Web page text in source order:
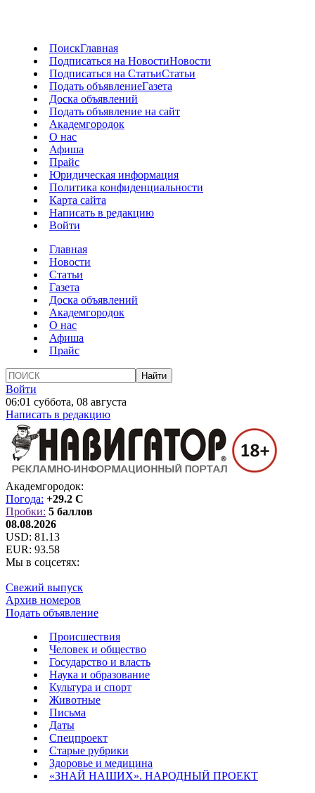
ПоискГлавная
Подписаться на НовостиНовости
Подписаться на СтатьиСтатьи
Подать объявлениеГазета
Доска объявлений
Подать объявление на сайт
Академгородок
О нас
Афиша
Прайс
Юридическая информация
Политика конфиденциальности
Карта сайта
Написать в редакцию
Войти
Главная
Новости
Статьи
Газета
Доска объявлений
Академгородок
О нас
Афиша
Прайс
Войти
06:01 суббота, 08 августа
Написать в редакцию
Академгородок:
Погода: +29.2 C
Пробки: 5 баллов
08.08.2026
USD: 81.13
EUR: 93.58
Мы в соцсетях:
Свежий выпуск
Архив номеров
Подать объявление
Происшествия
Человек и общество
Государство и власть
Наука и образование
Культура и спорт
Животные
Письма
Даты
Спецпроект
Старые рубрики
Здоровье и медицина
«ЗНАЙ НАШИХ». НАРОДНЫЙ ПРОЕКТ